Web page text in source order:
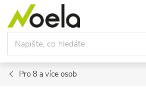
Přejít
obsah
Pro 8 a více osob